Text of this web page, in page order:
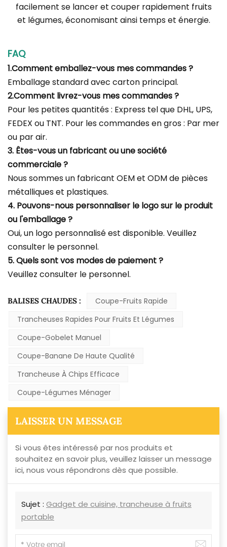
facilement se lancer et couper rapidement fruits
et légumes, économisant ainsi temps et énergie.
FAQ
1.Comment emballez-vous mes commandes ?
Emballage standard avec carton principal.
2.Comment livrez-vous mes commandes ?
Pour les petites quantités : Express tel que DHL, UPS,
FEDEX ou TNT. Pour les commandes en gros : Par mer
ou par air.
3. Êtes-vous un fabricant ou une société
commerciale ?
Nous sommes un fabricant OEM et ODM de pièces
métalliques et plastiques.
4. Pouvons-nous personnaliser le logo sur le produit
ou l'emballage ?
Oui, un logo personnalisé est disponible. Veuillez
consulter le personnel.
5. Quels sont vos modes de paiement ?
Veuillez consulter le personnel.
BALISES CHAUDES :
Coupe-Fruits Rapide
Trancheuses Rapides Pour Fruits Et Légumes
Coupe-Gobelet Manuel
Coupe-Banane De Haute Qualité
Trancheuse À Chips Efficace
Coupe-Légumes Ménager
LAISSER UN MESSAGE
Si vous êtes intéressé par nos produits et
souhaitez en savoir plus, veuillez laisser un message
ici, nous vous répondrons dès que possible.
Sujet : Gadget de cuisine, trancheuse à fruits
portable